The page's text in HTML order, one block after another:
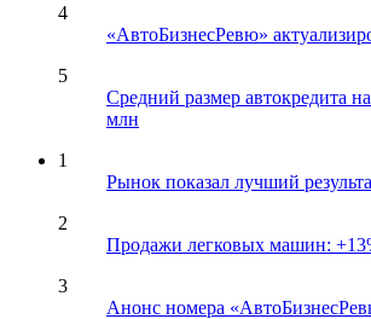
4
«АвтоБизнесРевю»
5
Средний размер автокредита
млн
1
Рынок показал лучший
2
Продажи легковых машин:
3
Анонс номера